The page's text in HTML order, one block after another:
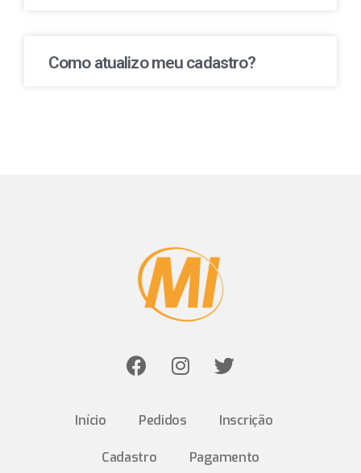
Como atualizo meu cadastro?
Início Pedidos Inscrição
Cadastro Pagamento